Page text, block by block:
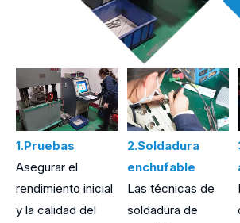
1.Pruebas
Asegurar el
rendimiento inicial
y la calidad del
2.Soldadura
enchufable
Las técnicas de
soldadura de